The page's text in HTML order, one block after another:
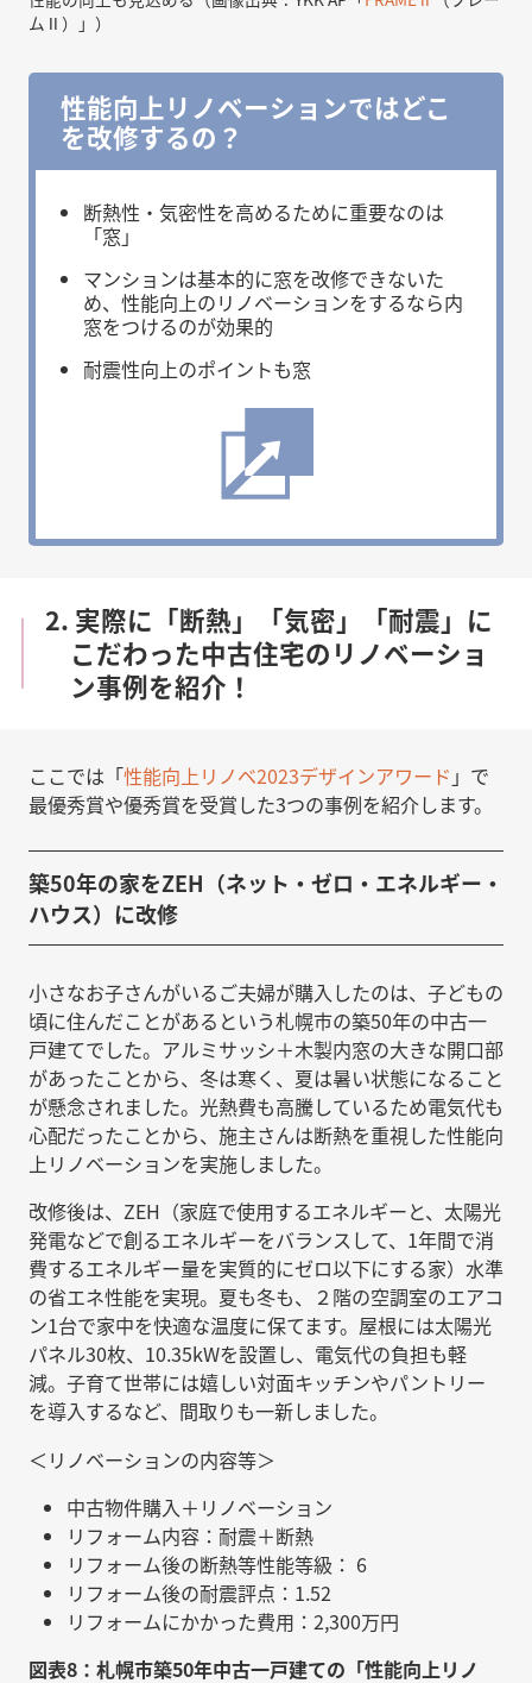
ムⅡ）」）
性能向上リノベーションではどこ
を改修するの？
断熱性・気密性を高めるために重要なのは
「窓」
マンションは基本的に窓を改修できないた
め、性能向上のリノベーションをするなら内
窓をつけるのが効果的
耐震性向上のポイントも窓
2. 実際に「断熱」「気密」「耐震」に
こだわった中古住宅のリノベーショ
ン事例を紹介！
ここでは「性能向上リノベ2023デザインアワード 」で
最優秀賞や優秀賞を受賞した3つの事例を紹介します。
築50年の家をZEH（ネット・ゼロ・エネルギー・
ハウス）に改修
小さなお子さんがいるご夫婦が購入したのは、子どもの
頃に住んだことがあるという札幌市の築50年の中古一
戸建てでした。アルミサッシ＋木製内窓の大きな開口部
があったことから、冬は寒く、夏は暑い状態になること
が懸念されました。光熱費も高騰しているため電気代も
心配だったことから、施主さんは断熱を重視した性能向
上リノベーションを実施しました。
改修後は、ZEH（家庭で使用するエネルギーと、太陽光
発電などで創るエネルギーをバランスして、1年間で消
費するエネルギー量を実質的にゼロ以下にする家）水準
の省エネ性能を実現。夏も冬も、２階の空調室のエアコ
ン1台で家中を快適な温度に保てます。屋根には太陽光
パネル30枚、10.35kWを設置し、電気代の負担も軽
減。子育て世帯には嬉しい対面キッチンやパントリー
を導入するなど、間取りも一新しました。
＜リノベーションの内容等＞
中古物件購入＋リノベーション
リフォーム内容：耐震＋断熱
リフォーム後の断熱等性能等級： 6
リフォーム後の耐震評点：1.52
リフォームにかかった費用：2,300万円
図表8：札幌市築50年中古一戸建ての「性能向上リノ